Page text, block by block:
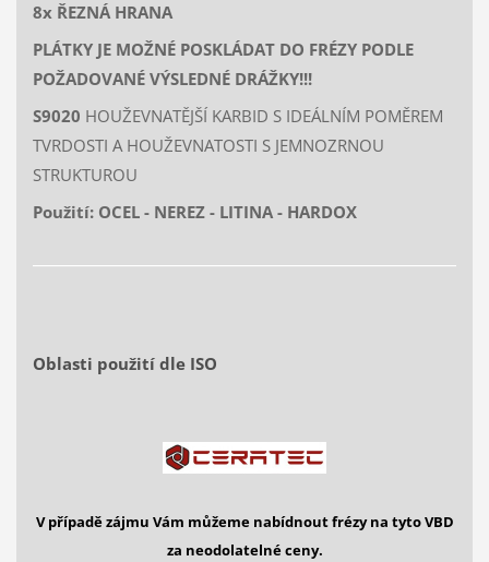
8x ŘEZNÁ HRANA
PLÁTKY JE MOŽNÉ POSKLÁDAT DO FRÉZY PODLE
POŽADOVANÉ VÝSLEDNÉ DRÁŽKY!!!
S9020 HOUŽEVNATĚJŠÍ KARBID S IDEÁLNÍM POMĚREM
TVRDOSTI A HOUŽEVNATOSTI S JEMNOZRNOU
STRUKTUROU
Použití: OCEL - NEREZ - LITINA - HARDOX
Oblasti použití dle ISO
V případě zájmu Vám můžeme nabídnout frézy na tyto VBD
za neodolatelné ceny.